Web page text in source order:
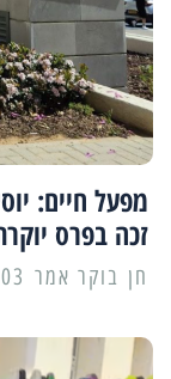
מפעל חיים:
זכה בפרס
2025